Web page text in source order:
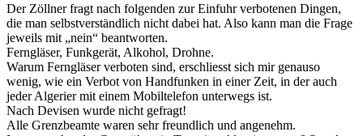
Der Zöllner fragt nach folgenden zur Einfuhr verbotenen Dingen,
die man selbstverständlich nicht dabei hat. Also kann man die Frage
jeweils mit „nein“ beantworten.
Ferngläser, Funkgerät, Alkohol, Drohne.
Warum Ferngläser verboten sind, erschliesst sich mir genauso
wenig, wie ein Verbot von Handfunken in einer Zeit, in der auch
jeder Algerier mit einem Mobiltelefon unterwegs ist.
Nach Devisen wurde nicht gefragt!
Alle Grenzbeamte waren sehr freundlich und angenehm.